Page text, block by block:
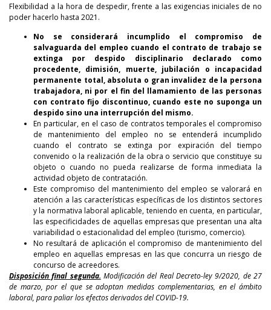
Flexibilidad a la hora de despedir, frente a las exigencias iniciales de no
poder hacerlo hasta 2021.
No se considerará incumplido el compromiso de
salvaguarda del empleo cuando el contrato de trabajo se
extinga por despido disciplinario declarado como
procedente, dimisión, muerte, jubilación o incapacidad
permanente total, absoluta o gran invalidez de la persona
trabajadora, ni por el fin del llamamiento de las personas
con contrato fijo discontinuo, cuando este no suponga un
despido sino una interrupción del mismo.
En particular, en el caso de contratos temporales el compromiso
de mantenimiento del empleo no se entenderá incumplido
cuando el contrato se extinga por expiración del tiempo
convenido o la realización de la obra o servicio que constituye su
objeto o cuando no pueda realizarse de forma inmediata la
actividad objeto de contratación.
Este compromiso del mantenimiento del empleo se valorará en
atención a las características específicas de los distintos sectores
y la normativa laboral aplicable, teniendo en cuenta, en particular,
las especificidades de aquellas empresas que presentan una alta
variabilidad o estacionalidad del empleo (turismo, comercio).
No resultará de aplicación el compromiso de mantenimiento del
empleo en aquellas empresas en las que concurra un riesgo de
concurso de acreedores.
Disposición final segunda. Modificación del Real Decreto-ley 9/2020, de 27
de marzo, por el que se adoptan medidas complementarias, en el ámbito
laboral, para paliar los efectos derivados del COVID-19.